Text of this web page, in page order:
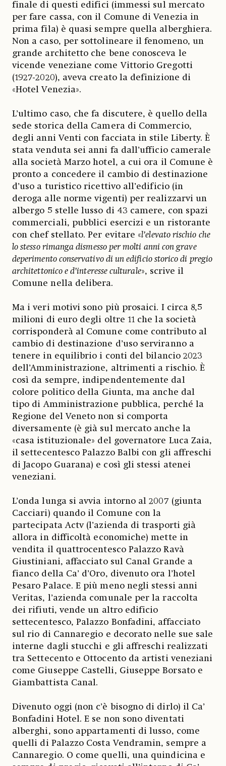
finale di questi edifici (immessi sul mercato
per fare cassa, con il Comune di Venezia in
prima fila) è quasi sempre quella alberghiera.
Non a caso, per sottolineare il fenomeno, un
grande architetto che bene conosceva le
vicende veneziane come Vittorio Gregotti
(1927-2020), aveva creato la definizione di
«Hotel Venezia».
L’ultimo caso, che fa discutere, è quello della
sede storica della Camera di Commercio,
degli anni Venti con facciata in stile Liberty. È
stata venduta sei anni fa dall’ufficio camerale
alla società Marzo hotel, a cui ora il Comune è
pronto a concedere il cambio di destinazione
d’uso a turistico ricettivo all’edificio (in
deroga alle norme vigenti) per realizzarvi un
albergo 5 stelle lusso di 43 camere, con spazi
commerciali, pubblici esercizi e un ristorante
con chef stellato. Per evitare «l’elevato rischio che
lo stesso rimanga dismesso per molti anni con grave
deperimento conservativo di un edificio storico di pregio
architettonico e d’interesse culturale», scrive il
Comune nella delibera.
Ma i veri motivi sono più prosaici. I circa 8,5
milioni di euro degli oltre 11 che la società
corrisponderà al Comune come contributo al
cambio di destinazione d’uso serviranno a
tenere in equilibrio i conti del bilancio 2023
dell’Amministrazione, altrimenti a rischio. È
così da sempre, indipendentemente dal
colore politico della Giunta, ma anche dal
tipo di Amministrazione pubblica, perché la
Regione del Veneto non si comporta
diversamente (è già sul mercato anche la
«casa istituzionale» del governatore Luca Zaia,
il settecentesco Palazzo Balbi con gli affreschi
di Jacopo Guarana) e così gli stessi atenei
veneziani.
L’onda lunga si avvia intorno al 2007 (giunta
Cacciari) quando il Comune con la
partecipata Actv (l’azienda di trasporti già
allora in difficoltà economiche) mette in
vendita il quattrocentesco Palazzo Ravà
Giustiniani, affacciato sul Canal Grande a
fianco della Ca’ d’Oro, divenuto ora l’hotel
Pesaro Palace. E più meno negli stessi anni
Veritas, l’azienda comunale per la raccolta
dei rifiuti, vende un altro edificio
settecentesco, Palazzo Bonfadini, affacciato
sul rio di Cannaregio e decorato nelle sue sale
interne dagli stucchi e gli affreschi realizzati
tra Settecento e Ottocento da artisti veneziani
come Giuseppe Castelli, Giuseppe Borsato e
Giambattista Canal.
Divenuto oggi (non c’è bisogno di dirlo) il Ca’
Bonfadini Hotel. E se non sono diventati
alberghi, sono appartamenti di lusso, come
quelli di Palazzo Costa Vendramin, sempre a
Cannaregio. O come quelli, una quindicina e